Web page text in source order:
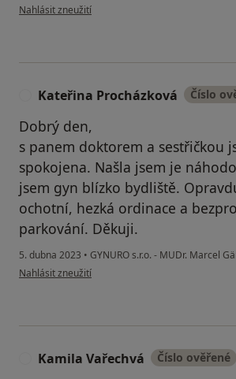
podle názoru uživatele V.Ch.
Nahlásit zneužití
Kateřina Procházková Číslo
Dobrý den,
s panem doktorem a sestřičkou
spokojena. Našla jsem je
jsem gyn blízko bydliště.
ochotní, hezká ordinace a
parkování. Děkuji.
5. dubna 2023 • GYNURO s.r.o. - MUDr. Marcel
podle názoru uživatele Kateřina Procházková
Nahlásit zneužití
Kamila Vařechvá Číslo ověřené